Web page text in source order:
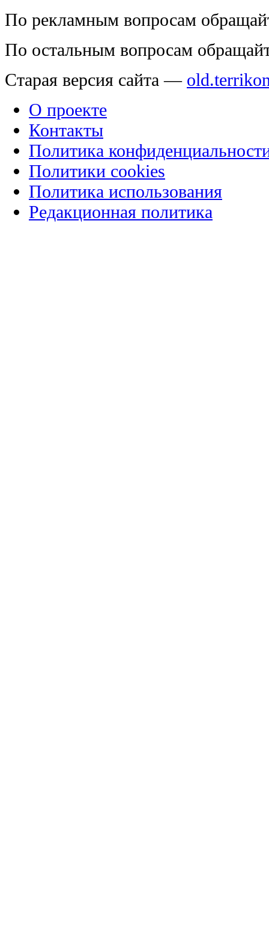
По рекламным вопросам
По остальным вопросам
Старая версия сайта —
О проекте
Контакты
Политика
Политики cookies
Политика использования
Редакционная политика